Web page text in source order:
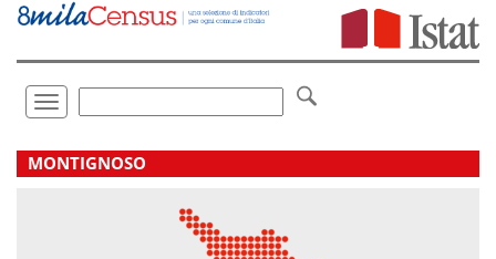
Vai
direttamente
Toggle
navigation
.
MONTIGNOSO